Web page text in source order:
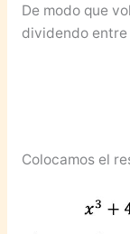
De modo que
dividendo
Colocamos el